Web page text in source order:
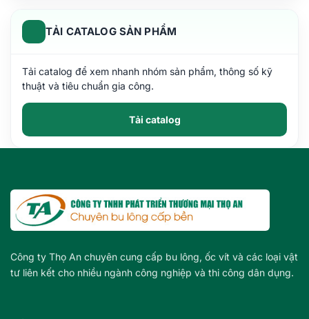
TẢI CATALOG SẢN PHẨM
Tải catalog để xem nhanh nhóm sản phẩm, thông số kỹ
thuật và tiêu chuẩn gia công.
Tải catalog
Công ty Thọ An chuyên cung cấp bu lông, ốc vít và các loại vật
tư liên kết cho nhiều ngành công nghiệp và thi công dân dụng.